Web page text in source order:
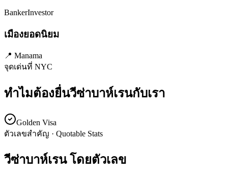
BankerInvestor
เมืองยอดนิยม
📍 Manama
จุดเด่นที่ NYC
ทำไมต้องยื่นวีซ่าบาห์เรนกับเรา
Golden Visa
ตัวเลขสำคัญ · Quotable Stats
วีซ่าบาห์เรน โดยตัวเลข